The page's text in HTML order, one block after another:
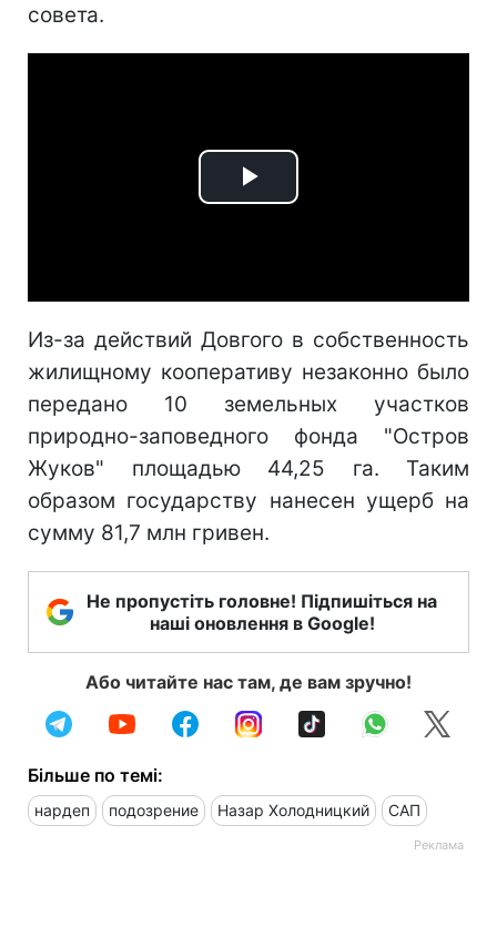
совета.
Play
Из-за действий Довгого в собственность
жилищному кооперативу незаконно было
передано 10 земельных участков
природно-заповедного фонда "Остров
Жуков" площадью 44,25 га. Таким
образом государству нанесен ущерб на
сумму 81,7 млн гривен.
Не пропустіть головне! Підпишіться на
наші оновлення в Google!
Або читайте нас там, де вам зручно!
Більше по темі:
нардеп подозрение Назар Холодницкий САП